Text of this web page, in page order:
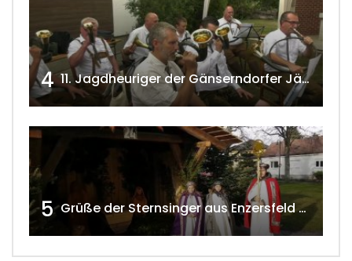
4 11. Jagdheuriger der Gänserndorfer Jäger 2020 w4tv166
5 Grüße der Sternsinger aus Enzersfeld – Klein-Engersdorf 2021 w4tv169